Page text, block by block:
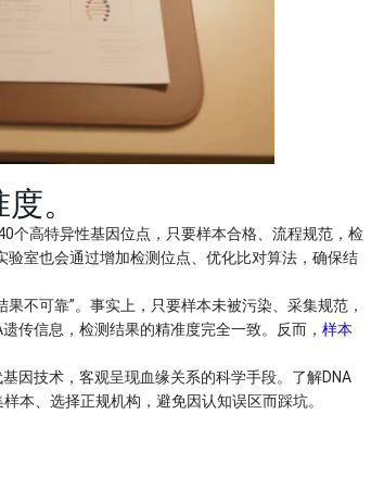
。
个高特异性基因位点，只要样本合格、流程规范，检
室也会通过增加检测位点、优化比对算法，确保结
不可靠”。事实上，只要样本未被污染、采集规范，
传信息，检测结果的精准度完全一致。反而， 样本
因技术，客观呈现血缘关系的科学手段。了解DNA
本、选择正规机构，避免因认知误区而踩坑。